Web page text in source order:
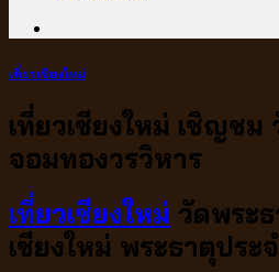
เที่ยวเชียงใหม่
เที่ยวเชียงใหม่ เชิญชม
จอมทองวรวิหาร
เที่ยวเชียงใหม่ วัดพระ
เชียงใหม่ พระธาตุประ